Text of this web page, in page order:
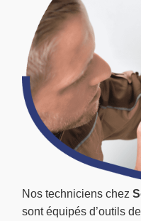
Nos techniciens chez
sont équipés d’outils